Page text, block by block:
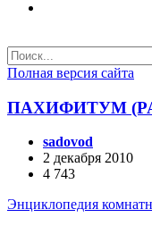
Полная версия сайта
ПАХИФИТУМ
sadovod
2 декабря 2010
4 743
Энциклопедия